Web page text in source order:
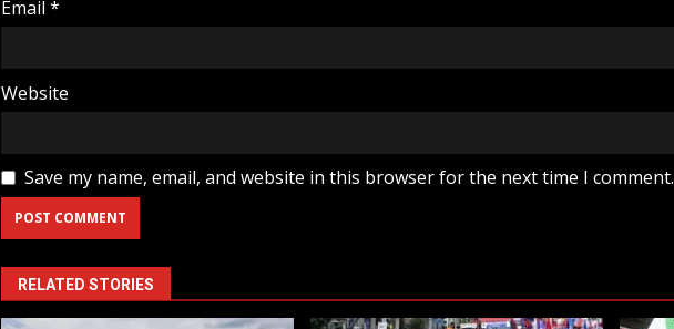
Email *
Website
Save my name, email, and website in this browser for the next time I comment.
RELATED STORIES